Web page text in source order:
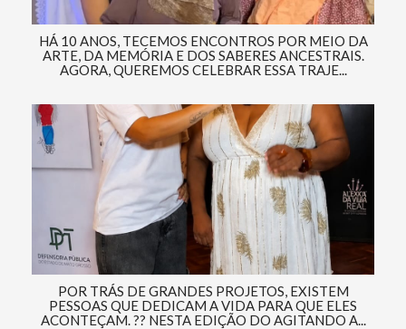
HÁ 10 ANOS, TECEMOS ENCONTROS POR MEIO DA
ARTE, DA MEMÓRIA E DOS SABERES ANCESTRAIS.
AGORA, QUEREMOS CELEBRAR ESSA TRAJE...
POR TRÁS DE GRANDES PROJETOS, EXISTEM
PESSOAS QUE DEDICAM A VIDA PARA QUE ELES
ACONTEÇAM. ?? NESTA EDIÇÃO DO AGITANDO A...